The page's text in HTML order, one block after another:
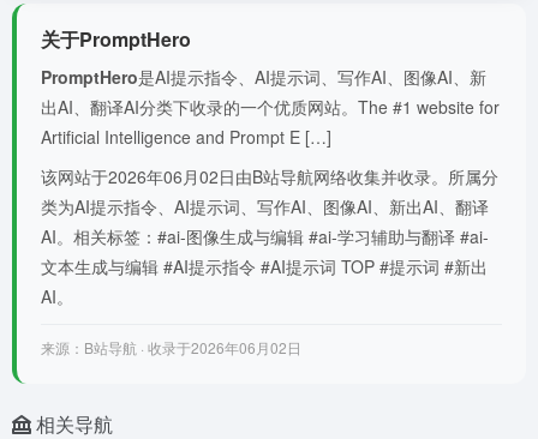
关于PromptHero
PromptHero是AI提示指令、AI提示词、写作AI、图像AI、新
出AI、翻译AI分类下收录的一个优质网站。The #1 website for
Artificial Intelligence and Prompt E […]
该网站于2026年06月02日由B站导航网络收集并收录。所属分
类为AI提示指令、AI提示词、写作AI、图像AI、新出AI、翻译
AI。相关标签：#ai-图像生成与编辑 #ai-学习辅助与翻译 #ai-
文本生成与编辑 #AI提示指令 #AI提示词 TOP #提示词 #新出
AI。
来源：B站导航 · 收录于2026年06月02日
相关导航